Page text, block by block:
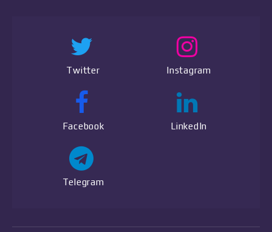
Twitter Instagram
Facebook LinkedIn
Telegram